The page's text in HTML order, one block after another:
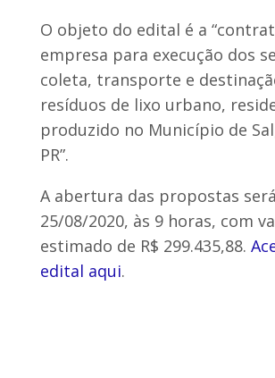
O objeto do edital é a
empresa para execução dos
coleta, transporte e
resíduos de lixo urbano,
produzido no Município de
PR”.
A abertura das propostas
25/08/2020, às 9 horas, com
estimado de R$ 299.435,88.
edital aqui.